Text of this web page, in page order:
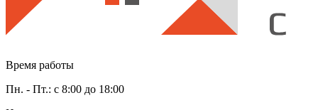
Время работы
Пн. - Пт.: с 8:00 до 18:00